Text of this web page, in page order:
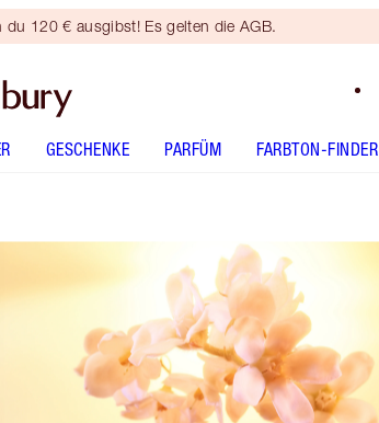
du 120 € ausgibst! Es gelten die AGB.
GESCHENKE PARFÜM FARBTON-FINDER